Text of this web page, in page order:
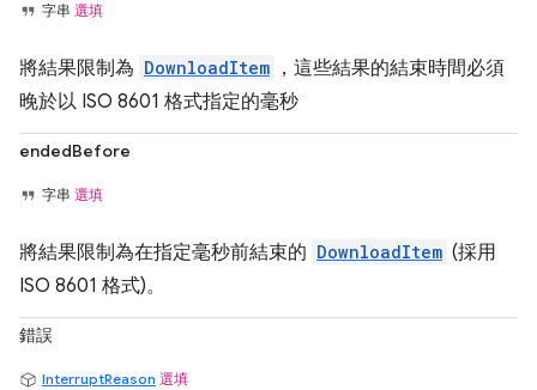
字串 選填
將結果限制為 DownloadItem ，這些結果的結束時間必須
晚於以 ISO 8601 格式指定的毫秒
endedBefore
字串 選填
將結果限制為在指定毫秒前結束的 DownloadItem (採用
ISO 8601 格式)。
錯誤
InterruptReason 選填